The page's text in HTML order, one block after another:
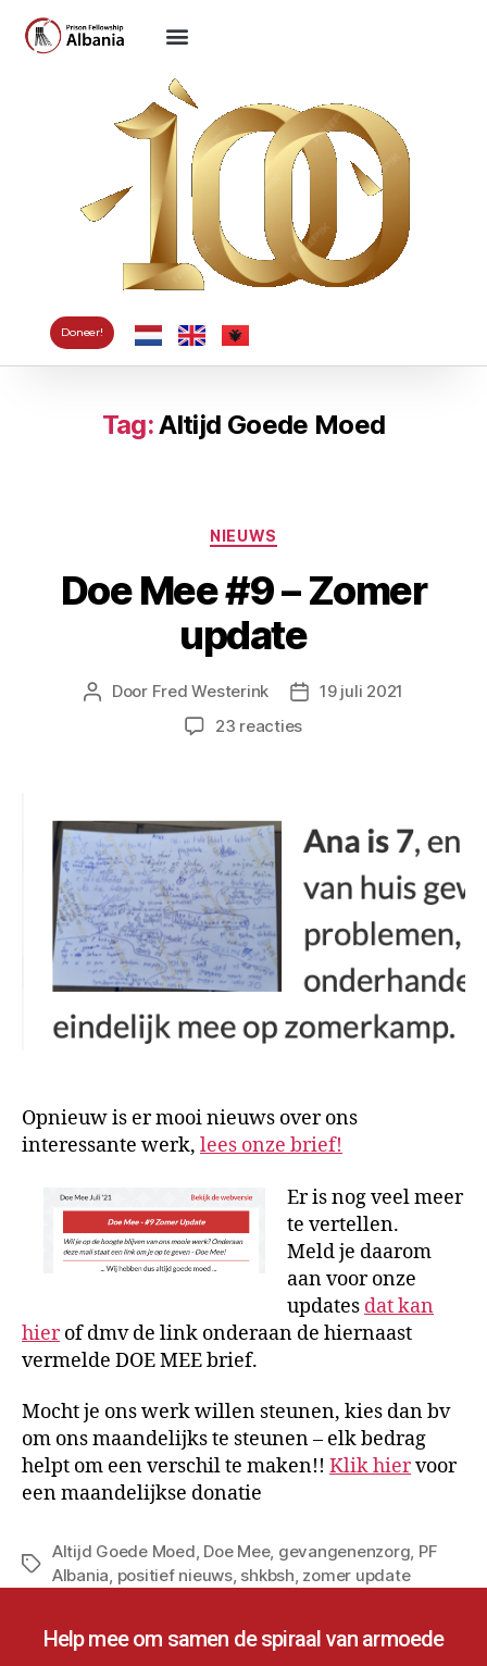
Doneer!
Tag:Altijd Goede Moed
NIEUWS
Doe Mee #9 – Zomer
update
Door Fred Westerink
19 juli 2021
23 reacties
Opnieuw is er mooi nieuws over ons
interessante werk, lees onze brief!
Er is nog veel meer
te vertellen.
Meld je daarom
aan voor onze
updates dat kan
hierof dmv de link onderaan de hiernaast
vermelde DOE MEE brief.
Mocht je ons werk willen steunen, kies dan bv
om ons maandelijks te steunen – elk bedrag
helpt om een verschil te maken!! Klik hiervoor
een maandelijkse donatie
Altijd Goede Moed, Doe Mee, gevangenenzorg, PF
Albania, positief nieuws, shkbsh, zomer update
Help mee om samen de spiraal van armoede